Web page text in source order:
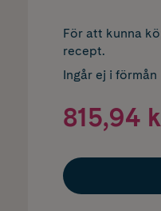
För att kunna
recept.
Ingår ej i förmån
815,94